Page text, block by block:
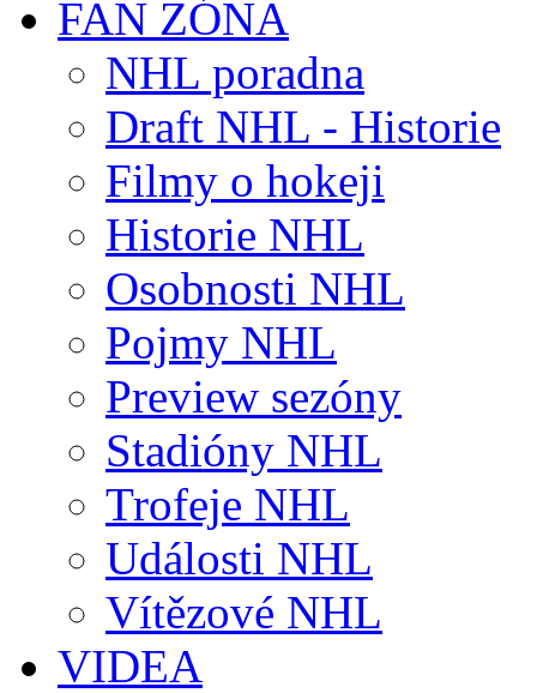
FAN ZÓNA
NHL poradna
Draft NHL - Historie
Filmy o hokeji
Historie NHL
Osobnosti NHL
Pojmy NHL
Preview sezóny
Stadióny NHL
Trofeje NHL
Události NHL
Vítězové NHL
VIDEA